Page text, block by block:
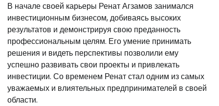
В начале своей карьеры Ренат Агзамов занимался
инвестиционным бизнесом, добиваясь высоких
результатов и демонстрируя свою преданность
профессиональным целям. Его умение принимать
решения и видеть перспективы позволили ему
успешно развивать свои проекты и привлекать
инвестиции. Со временем Ренат стал одним из самых
уважаемых и влиятельных предпринимателей в своей
области.